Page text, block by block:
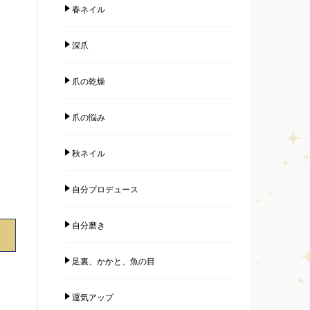
春ネイル
深爪
爪の乾燥
爪の悩み
秋ネイル
自分プロデュース
自分磨き
足裏、かかと、魚の目
運気アップ